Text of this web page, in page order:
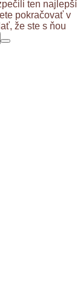
ten najlepší
pokračovať v
že ste s ňou